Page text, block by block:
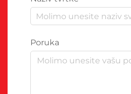
Poruka